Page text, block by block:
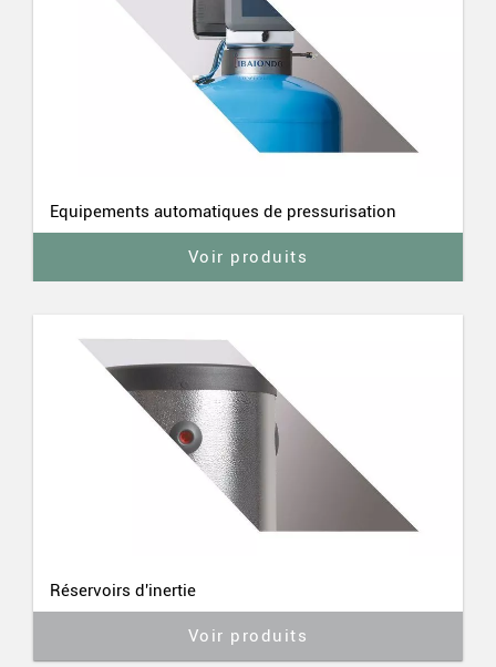
Equipements automatiques de pressurisation
Voir produits
Réservoirs d'inertie
Voir produits